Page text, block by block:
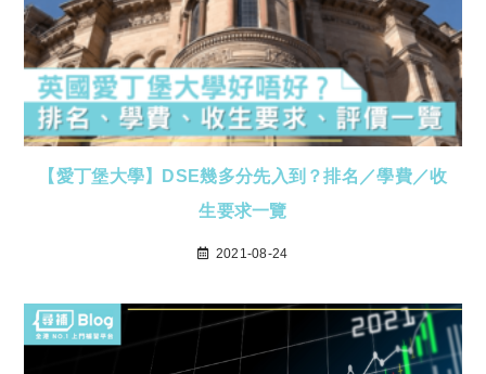
【愛丁堡大學】DSE幾多分先入到？排名／學費／收
生要求一覽
2021-08-24